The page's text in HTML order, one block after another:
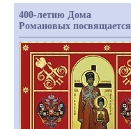
400-летию Дома
Романовых посвящается